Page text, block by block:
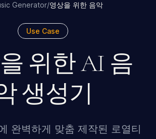
Generator/영상을 위한 음악
Use Case
위한 AI 음
생성기
완벽하게 맞춤 제작된 로열티